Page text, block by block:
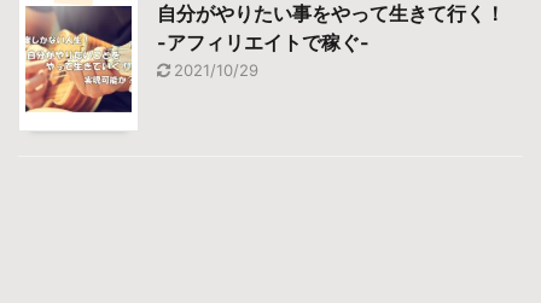
自分がやりたい事をやって生きて行く！
-アフィリエイトで稼ぐ-
2021/10/29